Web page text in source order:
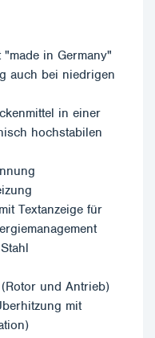
in Germany"
auch bei niedrigen
in einer
hochstabilen
Textanzeige für
und Antrieb)
mit